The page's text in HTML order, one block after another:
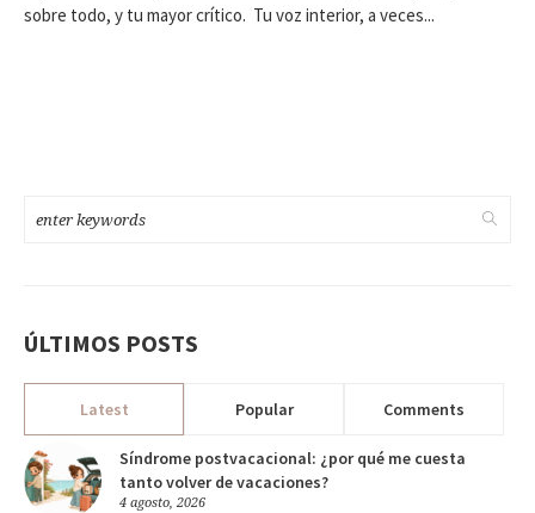
sobre todo, y tu mayor crítico. Tu voz interior, a veces...
ÚLTIMOS POSTS
Latest Popular Comments
Síndrome postvacacional: ¿por qué me cuesta
tanto volver de vacaciones?
4 agosto, 2026